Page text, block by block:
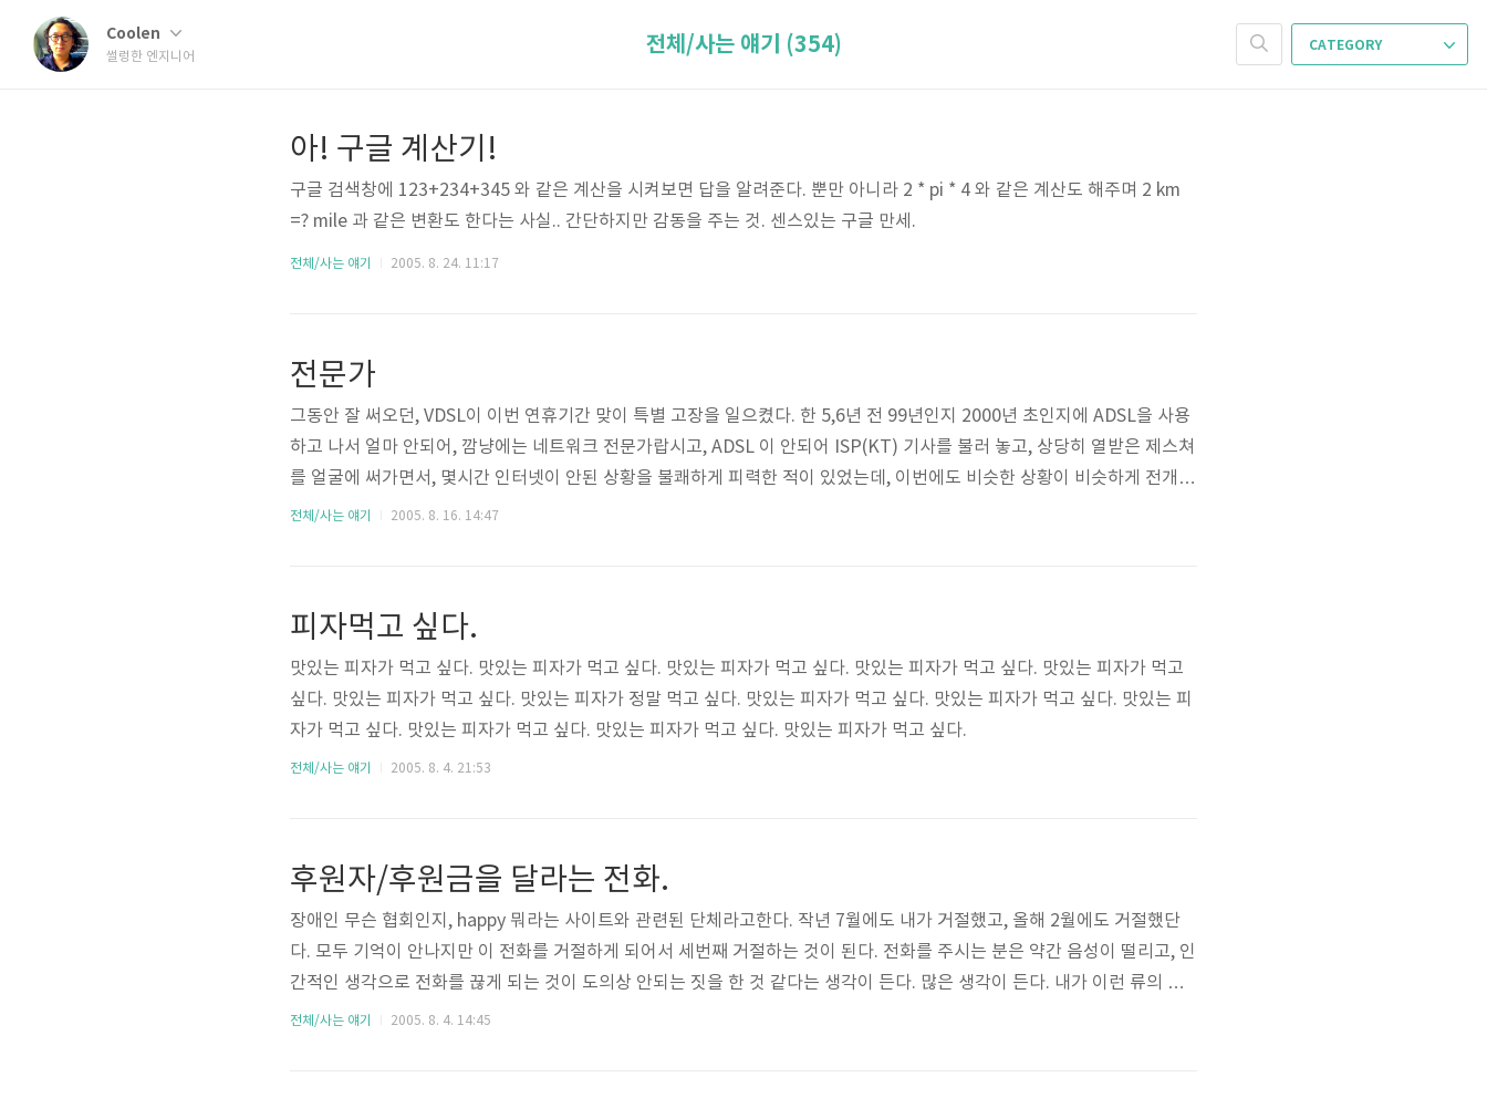
Coolen
썰렁한 엔지니어
CATEGORY
전체/사는 얘기 (354)
아! 구글 계산기!
구글 검색창에 123+234+345 와 같은 계산을 시켜보면 답을 알려준다. 뿐만 아니라 2 * pi * 4 와 같은 계산도 해주며 2 km
=? mile 과 같은 변환도 한다는 사실.. 간단하지만 감동을 주는 것. 센스있는 구글 만세.
전체/사는 얘기 2005. 8. 24. 11:17
전문가
그동안 잘 써오던, VDSL이 이번 연휴기간 맞이 특별 고장을 일으켰다. 한 5,6년 전 99년인지 2000년 초인지에 ADSL을 사용
하고 나서 얼마 안되어, 깜냥에는 네트워크 전문가랍시고, ADSL 이 안되어 ISP(KT) 기사를 불러 놓고, 상당히 열받은 제스쳐
를 얼굴에 써가면서, 몇시간 인터넷이 안된 상황을 불쾌하게 피력한 적이 있었는데, 이번에도 비슷한 상황이 비슷하게 전개되
어 이 찜통같은 더위에, 과거 전력이 생각이 났으나, 마침 오랜만에 스타크래프트 에피소드를 따라가느라 인터넷이 그닥 필요
전체/사는 얘기 2005. 8. 16. 14:47
피자먹고 싶다.
맛있는 피자가 먹고 싶다. 맛있는 피자가 먹고 싶다. 맛있는 피자가 먹고 싶다. 맛있는 피자가 먹고 싶다. 맛있는 피자가 먹고
싶다. 맛있는 피자가 먹고 싶다. 맛있는 피자가 정말 먹고 싶다. 맛있는 피자가 먹고 싶다. 맛있는 피자가 먹고 싶다. 맛있는 피
자가 먹고 싶다. 맛있는 피자가 먹고 싶다. 맛있는 피자가 먹고 싶다. 맛있는 피자가 먹고 싶다.
전체/사는 얘기 2005. 8. 4. 21:53
후원자/후원금을 달라는 전화.
장애인 무슨 협회인지, happy 뭐라는 사이트와 관련된 단체라고한다. 작년 7월에도 내가 거절했고, 올해 2월에도 거절했단
다. 모두 기억이 안나지만 이 전화를 거절하게 되어서 세번째 거절하는 것이 된다. 전화를 주시는 분은 약간 음성이 떨리고, 인
간적인 생각으로 전화를 끊게 되는 것이 도의상 안되는 짓을 한 것 같다는 생각이 든다. 많은 생각이 든다. 내가 이런 류의 전
화를 모두 거절할 만큼 매말랐거나, 몇몇 후원하는 것을 핑계로 마음을 닫거나, 이미 충분히 생각하지 않고 나도 잘 모르는, 사
전체/사는 얘기 2005. 8. 4. 14:45